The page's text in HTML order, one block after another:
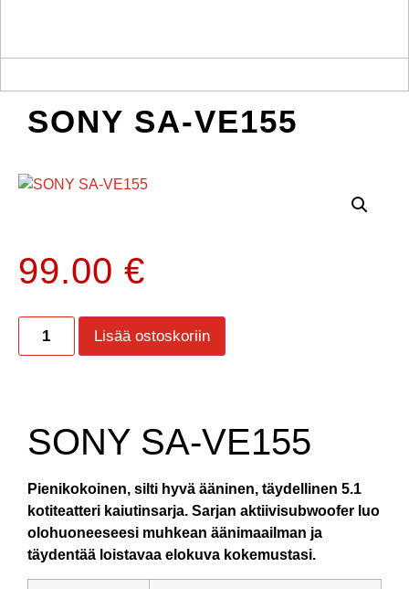
SONY SA-VE155
99.00 €
Lisää ostoskoriin
SONY SA-VE155
Pienikokoinen, silti hyvä ääninen, täydellinen 5.1
kotiteatteri kaiutinsarja. Sarjan aktiivisubwoofer luo
olohuoneeseesi muhkean äänimaailman ja
täydentää loistavaa elokuva kokemustasi.